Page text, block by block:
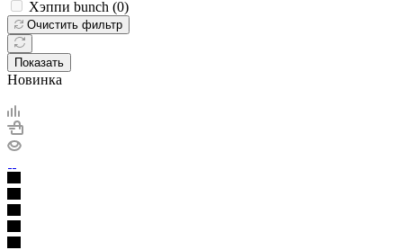
Хэппи bunch (0)
Очистить фильтр
Показать
Новинка